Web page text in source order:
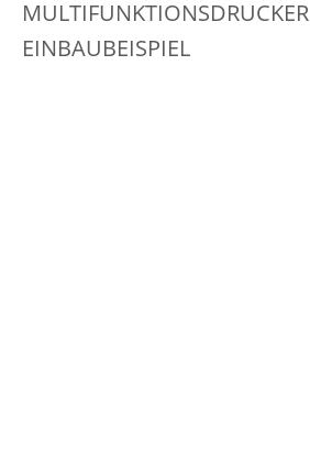
MULTIFUNKTIONSDRUCKER
EINBAUBEISPIEL